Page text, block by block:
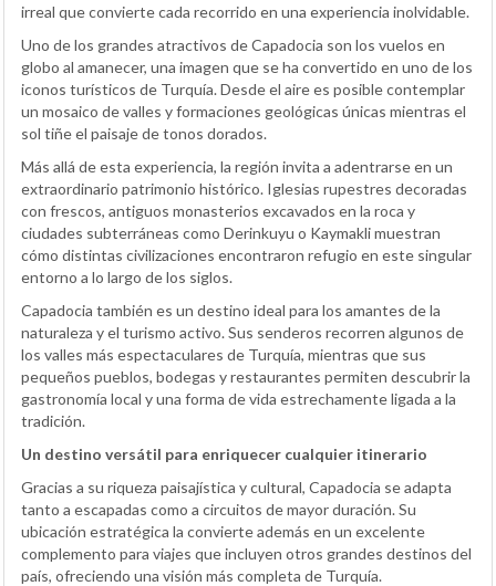
irreal que convierte cada recorrido en una experiencia inolvidable.
Uno de los grandes atractivos de Capadocia son los vuelos en
globo al amanecer, una imagen que se ha convertido en uno de los
iconos turísticos de Turquía. Desde el aire es posible contemplar
un mosaico de valles y formaciones geológicas únicas mientras el
sol tiñe el paisaje de tonos dorados.
Más allá de esta experiencia, la región invita a adentrarse en un
extraordinario patrimonio histórico. Iglesias rupestres decoradas
con frescos, antiguos monasterios excavados en la roca y
ciudades subterráneas como Derinkuyu o Kaymakli muestran
cómo distintas civilizaciones encontraron refugio en este singular
entorno a lo largo de los siglos.
Capadocia también es un destino ideal para los amantes de la
naturaleza y el turismo activo. Sus senderos recorren algunos de
los valles más espectaculares de Turquía, mientras que sus
pequeños pueblos, bodegas y restaurantes permiten descubrir la
gastronomía local y una forma de vida estrechamente ligada a la
tradición.
Un destino versátil para enriquecer cualquier itinerario
Gracias a su riqueza paisajística y cultural, Capadocia se adapta
tanto a escapadas como a circuitos de mayor duración. Su
ubicación estratégica la convierte además en un excelente
complemento para viajes que incluyen otros grandes destinos del
país, ofreciendo una visión más completa de Turquía.